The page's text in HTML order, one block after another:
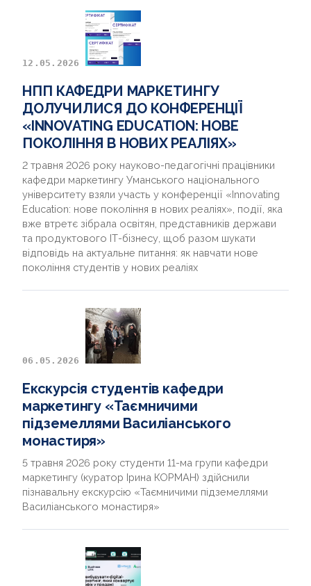
12.05.2026
НПП КАФЕДРИ МАРКЕТИНГУ
ДОЛУЧИЛИСЯ ДО КОНФЕРЕНЦІЇ
«INNOVATING EDUCATION: НОВЕ
ПОКОЛІННЯ В НОВИХ РЕАЛІЯХ»
2 травня 2026 року науково-педагогічні працівники
кафедри маркетингу Уманського національного
університету взяли участь у конференції «Innovating
Education: нове покоління в нових реаліях», події, яка
вже втретє зібрала освітян, представників держави
та продуктового ІТ-бізнесу, щоб разом шукати
відповідь на актуальне питання: як навчати нове
покоління студентів у нових реаліях
06.05.2026
Екскурсія студентів кафедри
маркетингу «Таємничими
підземеллями Василіанського
монастиря»
5 травня 2026 року студенти 11-ма групи кафедри
маркетингу (куратор Ірина КОРМАН) здійснили
пізнавальну екскурсію «Таємничими підземеллями
Василіанського монастиря»